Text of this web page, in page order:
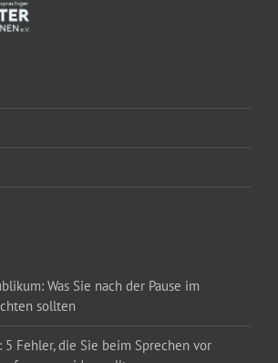
Was Sie nach der Pause im
sollten
Fehler, die Sie beim Sprechen vor